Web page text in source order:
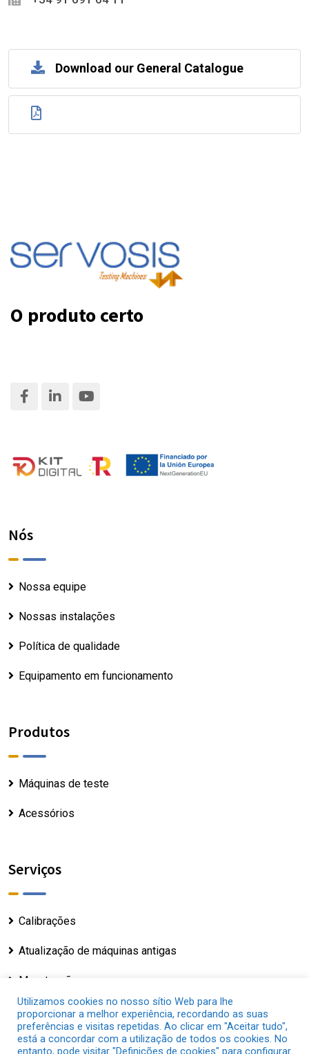
Download our General Catalogue
O produto certo
Nós
Nossa equipe
Nossas instalações
Política de qualidade
Equipamento em funcionamento
Produtos
Máquinas de teste
Acessórios
Serviços
Calibrações
Atualização de máquinas antigas
Manutenção
Utilizamos cookies no nosso sítio Web para lhe
proporcionar a melhor experiência, recordando as suas
preferências e visitas repetidas. Ao clicar em "Aceitar tudo",
está a concordar com a utilização de todos os cookies. No
entanto, pode visitar "Definições de cookies" para configurar